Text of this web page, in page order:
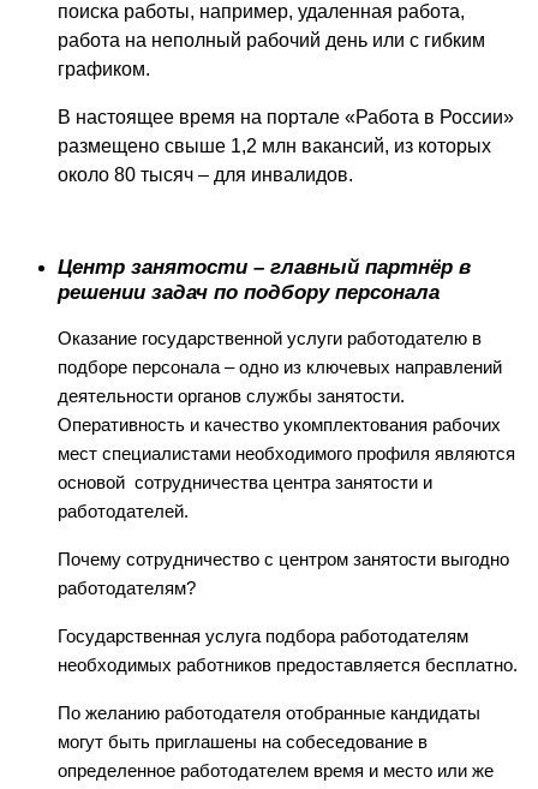
поиска работы, например, удаленная работа,
работа на неполный рабочий день или с гибким
графиком.
В настоящее время на портале «Работа в России»
размещено свыше 1,2 млн вакансий, из которых
около 80 тысяч – для инвалидов.
Центр занятости – главный партнёр в
решении задач по подбору персонала
Оказание государственной услуги работодателю в
подборе персонала – одно из ключевых направлений
деятельности органов службы занятости.
Оперативность и качество укомплектования рабочих
мест специалистами необходимого профиля являются
основой сотрудничества центра занятости и
работодателей.
Почему сотрудничество с центром занятости выгодно
работодателям?
Государственная услуга подбора работодателям
необходимых работников предоставляется бесплатно.
По желанию работодателя отобранные кандидаты
могут быть приглашены на собеседование в
определенное работодателем время и место или же